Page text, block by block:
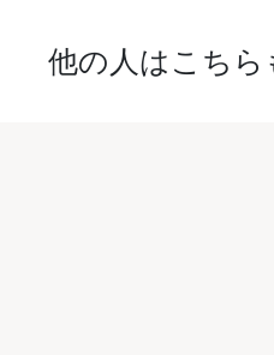
他の人はこち